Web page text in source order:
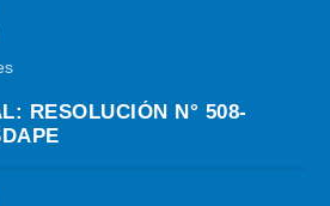
RESOLUCIÓN N° 508-